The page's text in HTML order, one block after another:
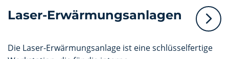
Laser-Erwärmungsanlagen
Die Laser-Erwärmungsanlage ist eine schlüsselfertige